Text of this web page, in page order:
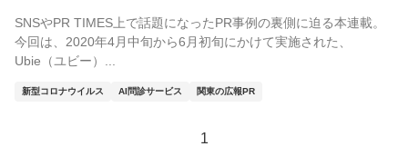
SNSやPR TIMES上で話題になったPR事例の裏側に迫る本連載。
今回は、2020年4月中旬から6月初旬にかけて実施された、
Ubie（ユビー）...
新型コロナウイルス AI問診サービス 関東の広報PR
1